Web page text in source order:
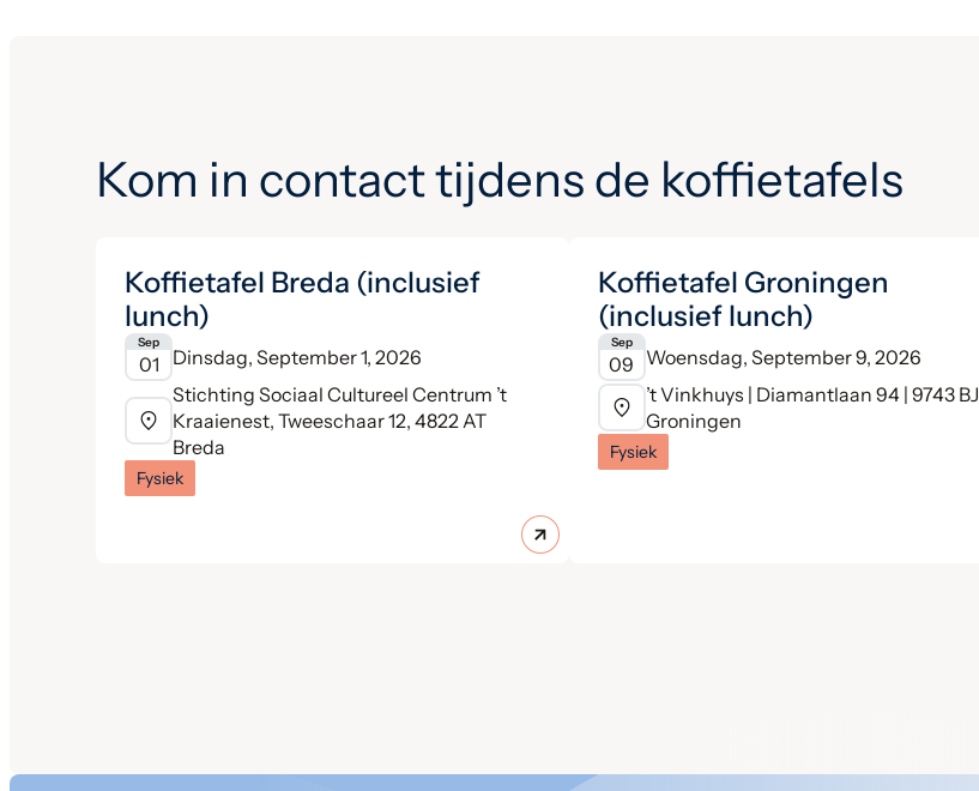
Kom in contact tijdens de koffietafels
Koffietafel Breda (inclusief
lunch)
Sep
01
Dinsdag, September 1, 2026
Stichting Sociaal Cultureel Centrum ’t
Kraaienest, Tweeschaar 12, 4822 AT
Breda
Fysiek
Koffietafel Groningen
(inclusief lunch)
Sep
09 Woensdag, September 9, 2026
’t Vinkhuys | Diamantlaan 94 | 9743 BJ
Groningen
Fysiek